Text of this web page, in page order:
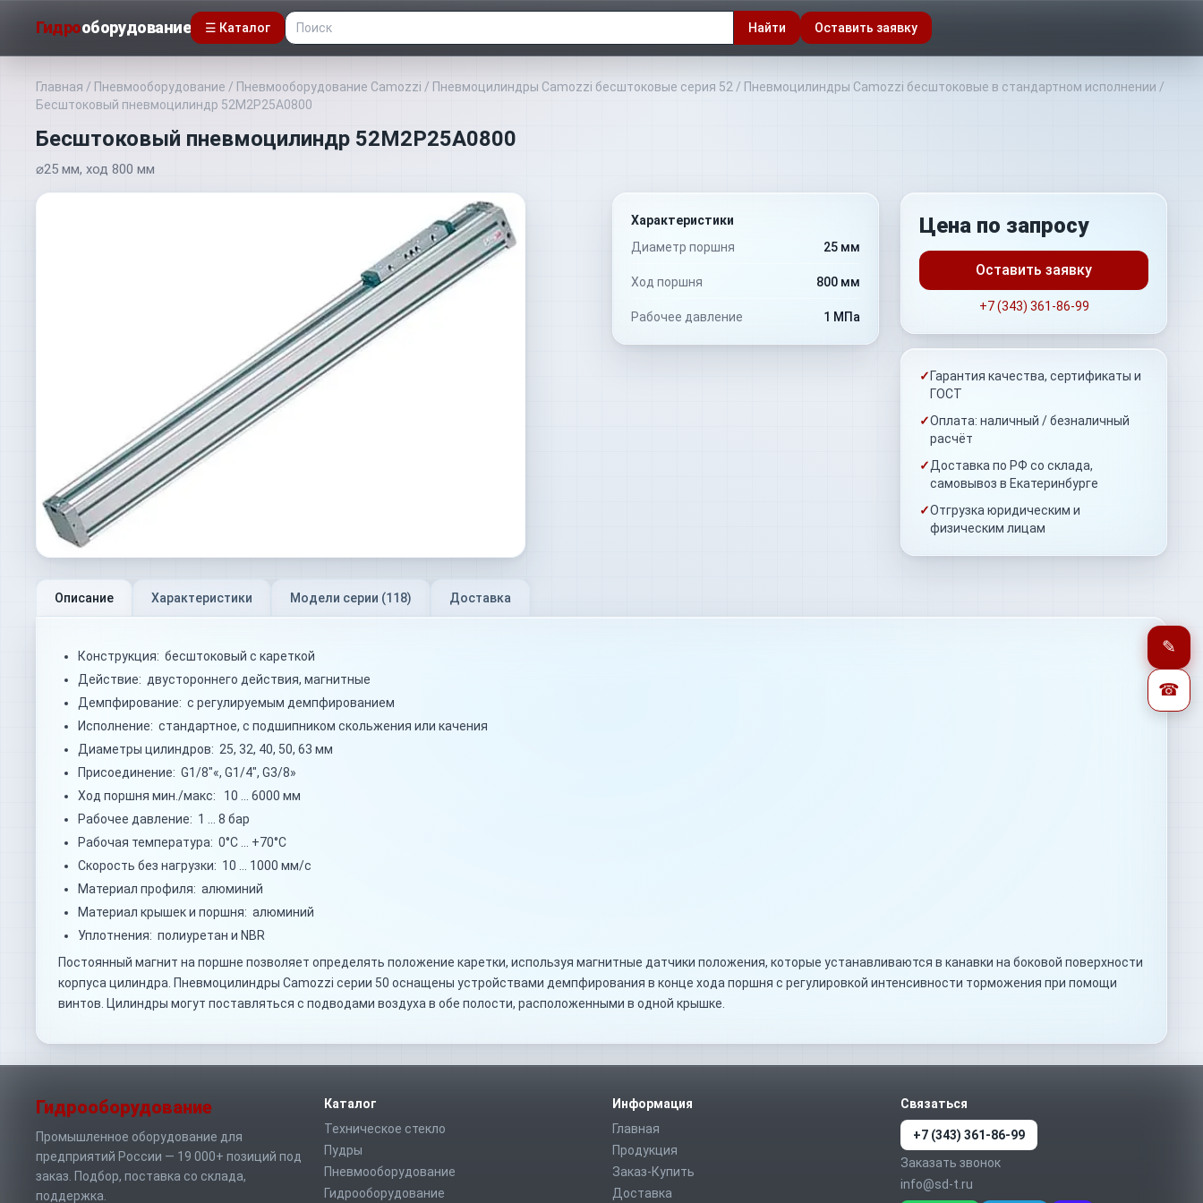
Гидрооборудование ☰ Каталог Найти Оставить заявку
Главная / Пневмооборудование / Пневмооборудование Camozzi / Пневмоцилиндры Camozzi бесштоковые серия 52 / Пневмоцилиндры Camozzi бесштоковые в стандартном исполнении /
Бесштоковый пневмоцилиндр 52M2P25A0800
Бесштоковый пневмоцилиндр 52M2P25A0800
⌀25 мм, ход 800 мм
Характеристики
Диаметр поршня
25 мм
Ход поршня 800 мм
Рабочее давление 1 МПа
Цена по запросу
Оставить заявку
+7 (343) 361-86-99
✓ Гарантия качества, сертификаты и
ГОСТ
✓Оплата: наличный / безналичный
расчёт
✓Доставка по РФ со склада,
самовывоз в Екатеринбурге
✓Отгрузка юридическим и
физическим лицам
Описание Характеристики Модели серии (118) Доставка
Конструкция: бесштоковый с кареткой
Действие: двустороннего действия, магнитные
Демпфирование: с регулируемым демпфированием
Исполнение: стандартное, с подшипником скольжения или качения
Диаметры цилиндров: 25, 32, 40, 50, 63 мм
Присоединение: G1/8"«, G1/4", G3/8»
Ход поршня мин./макс: 10 … 6000 мм
Рабочее давление: 1 … 8 бар
Рабочая температура: 0°C … +70°C
Скорость без нагрузки: 10 … 1000 мм/с
Материал профиля: алюминий
Материал крышек и поршня: алюминий
Уплотнения: полиуретан и NBR
Постоянный магнит на поршне позволяет определять положение каретки, используя магнитные датчики положения, которые устанавливаются в канавки на боковой поверхности
корпуса цилиндра. Пневмоцилиндры Camozzi серии 50 оснащены устройствами демпфирования в конце хода поршня с регулировкой интенсивности торможения при помощи
винтов. Цилиндры могут поставляться с подводами воздуха в обе полости, расположенными в одной крышке.
Гидрооборудование
Промышленное оборудование для
предприятий России — 19 000+ позиций под
заказ. Подбор, поставка со склада,
поддержка.
Каталог
Техническое стекло
Пудры
Пневмооборудование
Гидрооборудование
Информация
Главная
Продукция
Заказ-Купить
Доставка
Связаться
+7 (343) 361-86-99
Заказать звонок
info@sd-t.ru
✎
☎